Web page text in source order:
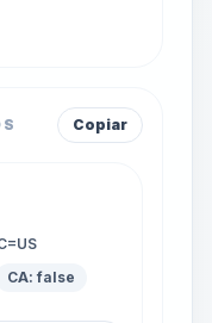
Copiar
CA:false